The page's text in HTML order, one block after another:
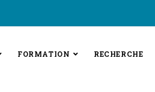
FORMATION RECHERCHE